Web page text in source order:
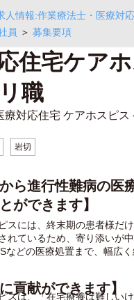
人情報:作業療法士・医療対
員 ＞ 募集要項
住宅ケア
職
療対応住宅 ケアホスピ
岩切
から進行性難病の医
ができます】
スには、終末期の患者様だ
れているため、寄り添いが
などの医療処置まで、幅広
貢献ができます】
スは、「在宅療養は難しい